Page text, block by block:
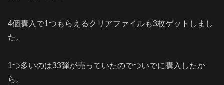
4個購入で1つもらえるクリアファイルも3枚ゲットしまし
た。
1つ多いのは33弾が売っていたのでついでに購入したか
ら。